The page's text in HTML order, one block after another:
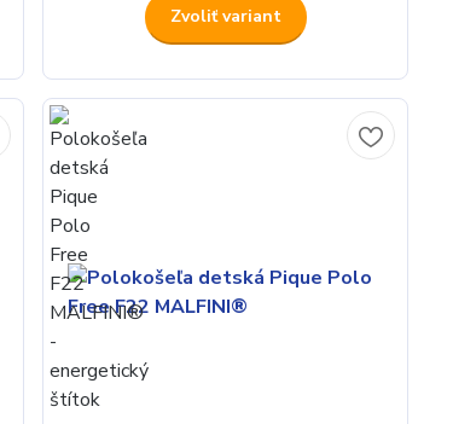
Zvoliť variant